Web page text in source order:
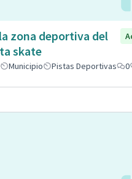
zona deportiva del
skate
Municipio Pistas Deportivas 0